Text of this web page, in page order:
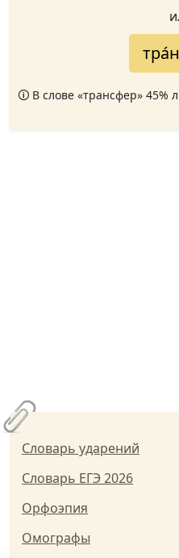
🛈 В слове «трансфер» 45%
Словарь ударений
Словарь ЕГЭ 2026
Орфоэпия
Омографы